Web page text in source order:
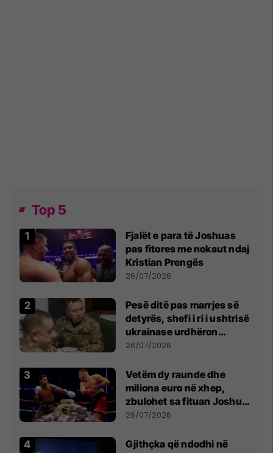
Top 5
Fjalët e para të Joshuas
pas fitores me nokaut ndaj
Kristian Prengës
26/07/2026
Pesë ditë pas marrjes së
detyrës, shefi i ri i ushtrisë
ukrainase urdhëron
kontroll të madh
26/07/2026
Vetëm dy raunde dhe
miliona euro në xhep,
zbulohet sa fituan Joshua
e Prenga
26/07/2026
Gjithçka që ndodhi në